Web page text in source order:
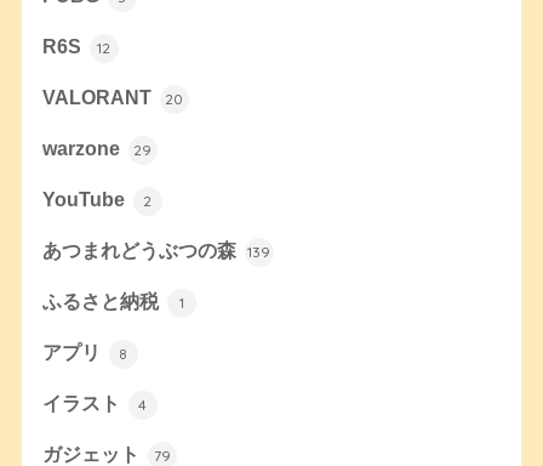
R6S 12
VALORANT 20
warzone 29
YouTube 2
あつまれどうぶつの森 139
ふるさと納税 1
アプリ 8
イラスト 4
ガジェット 79